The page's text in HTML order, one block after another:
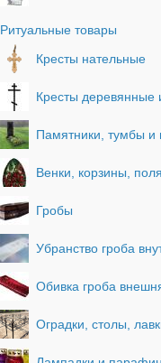
Ритуальные товары
Кресты нательные
Кресты деревянные
Памятники, тумбы и
Венки, корзины,
Гробы
Убранство гроба
Обивка гроба
Оградки, столы,